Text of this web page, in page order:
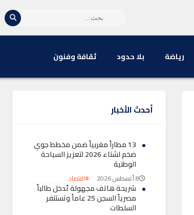
رياضة بلا حدود ثقافة وفنون
أحدث الأخبار
13 مطاراً مغربياً ضمن مخطط جوي
ضخم لشتاء 2026 لتعزيز السياحة
الوطنية
8 أغسطس 2026 #اقتصاد
شريحة هاتف مجهولة تُدخل طالباً
مصرياً السجن 25 عاماً وتستنفر
السلطات